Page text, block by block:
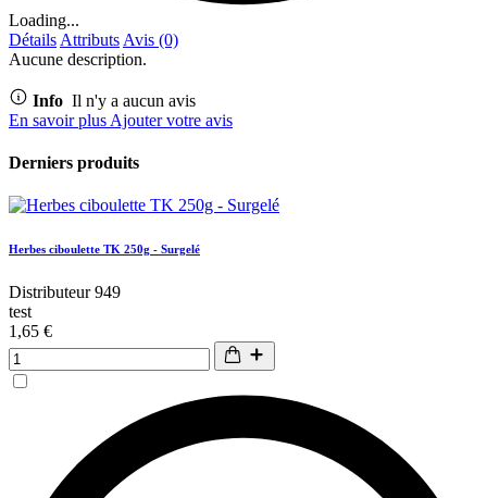
Loading...
Détails Attributs Avis (0)
Aucune description.
Info Il n'y a aucun avis
En savoir plus Ajouter votre avis
Derniers produits
Herbes ciboulette TK 250g - Surgelé
Distributeur 949
test
1,65 €